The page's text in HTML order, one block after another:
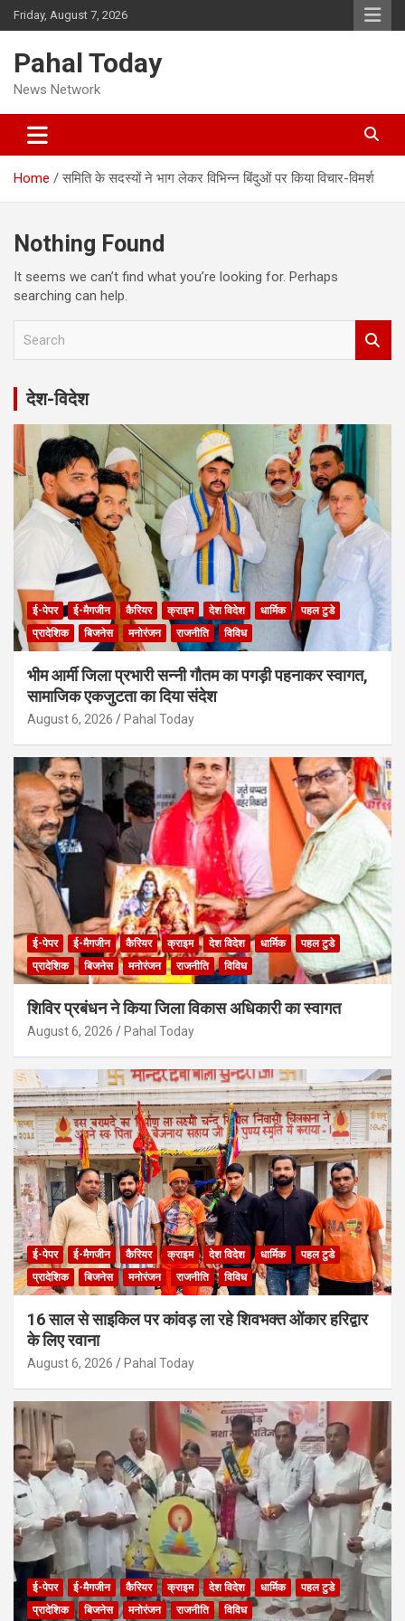
Skip
to
Friday, August 7, 2026
Pahal Today
News Network
Home समिति के सदस्यों ने भाग लेकर विभिन्न बिंदुओं पर किया विचार-विमर्श
Nothing Found
It seems we can’t find what you’re looking for. Perhaps
searching can help.
r
h
देश-विदेश
ई-पेपर ई-मैगजीन कैरियर क्राइम देश विदेश धार्मिक
पहल टुडे
प्रादेशिक
बिजनेस मनोरंजन राजनीति विविध
भीम आर्मी जिला प्रभारी सन्नी गौतम का पगड़ी पहनाकर स्वागत,
सामाजिक एकजुटता का दिया संदेश
August 6, 2026 Pahal Today
ई-पेपर ई-मैगजीन कैरियर क्राइम देश विदेश धार्मिक
पहल टुडे
प्रादेशिक
बिजनेस मनोरंजन राजनीति विविध
शिविर प्रबंधन ने किया जिला विकास अधिकारी का स्वागत
August 6, 2026 Pahal Today
ई-पेपर ई-मैगजीन कैरियर क्राइम देश विदेश धार्मिक
पहल टुडे
प्रादेशिक
बिजनेस मनोरंजन राजनीति विविध
16 साल से साइकिल पर कांवड़ ला रहे शिवभक्त ओंकार हरिद्वार
के लिए रवाना
August 6, 2026 Pahal Today
ई-पेपर ई-मैगजीन कैरियर क्राइम देश विदेश धार्मिक
पहल टुडे
प्रादेशिक
बिजनेस मनोरंजन राजनीति विविध